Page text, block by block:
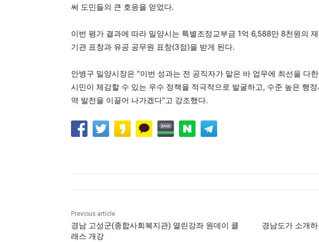
써 도민들의 큰 호응을 얻었다.
이번 평가 결과에 따라 밀양시는 특별조정교부금 1억 6,588만 8천원의
기관 표창과 유공 공무원 표창(3점)을 받게 된다.
안병구 밀양시장은 “이번 성과는 전 공직자가 맡은 바 업무에 최선을 다
시민이 체감할 수 있는 우수 정책을 적극적으로 발굴하고, 수준 높은 행
역 발전을 이끌어 나가겠다”고 강조했다.
Previous article
경남 고성군(종합사회복지관) 열린강좌 원데이 클
래스 개강
경남도가 소개